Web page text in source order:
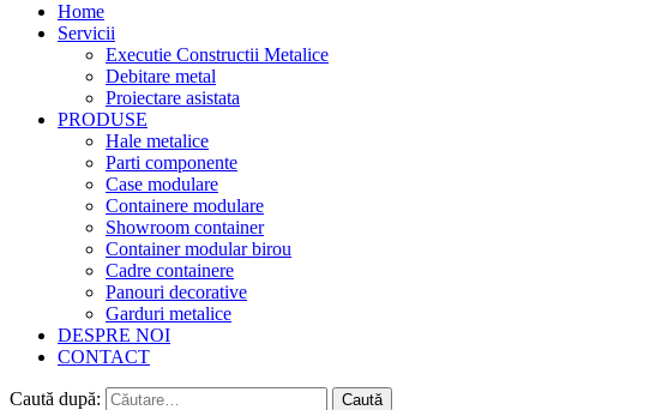
Home
Servicii
Executie Constructii Metalice
Debitare metal
Proiectare asistata
PRODUSE
Hale metalice
Parti componente
Case modulare
Containere modulare
Showroom container
Container modular birou
Cadre containere
Panouri decorative
Garduri metalice
DESPRE NOI
CONTACT
Caută după: